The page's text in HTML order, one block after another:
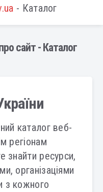
- Каталог
сайт - Каталог
каталог веб-
регіонам
знайти ресурси,
організаціями
з кожного